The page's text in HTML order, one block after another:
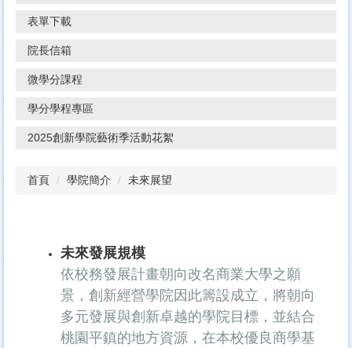
表單下載
院長信箱
微學分課程
學分學程專區
2025創新學院藝術季活動花絮
首頁 學院簡介 未來展望
未來發展規模
依校務發展計畫朝向改名商業大學之願
景，創新經營學院因此籌設成立，將朝向
多元發展與創新卓越的學院目標，並結合
桃園平鎮的地方資源，在本校優良商學基